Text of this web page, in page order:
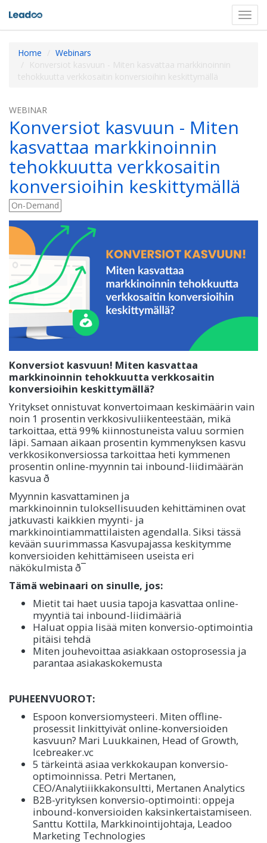
Home
Webinars
Konversiot kasvuun - Miten kasvattaa markkinoinnin
tehokkuutta verkkosaitin konversioihin keskittymällä
WEBINAR
Konversiot kasvuun - Miten
kasvattaa markkinoinnin
tehokkuutta verkkosaitin
konversioihin keskittymällä
On-Demand
Konversiot kasvuun! Miten kasvattaa
markkinoinnin tehokkuutta verkkosaitin
konversioihin keskittymällä?
Yritykset onnistuvat konvertoimaan keskimäärin vain
noin 1 prosentin verkkosivuliikenteestään, mikä
tarkoittaa, että 99% kiinnostuneista valuu sormien
läpi. Samaan aikaan prosentin kymmenyksen kasvu
verkkosikonversiossa tarkoittaa heti kymmenen
prosentin online-myynnin tai inbound-liidimäärän
kasvua ð
Myynnin kasvattaminen ja
markkinoinnin tuloksellisuuden kehittäminen ovat
jatkuvasti kaikkien myynti- ja
markkinointiammattilaisten agendalla. Siksi tässä
kevään suurimmassa Kasvupajassa keskitymme
konversioiden kehittämiseen useista eri
näkökulmista ð¯
Tämä webinaari on sinulle, jos:
Mietit tai haet uusia tapoja kasvattaa online-
myyntiä tai inbound-liidimääriä
Haluat oppia lisää miten konversio-optimointia
pitäisi tehdä
Miten jouhevoittaa asiakkaan ostoprosessia ja
parantaa asiakaskokemusta
PUHEENVUOROT:
Espoon konversiomysteeri. Miten offline-
prosessit linkittyivät online-konversioiden
kasvuun? Mari Luukkainen, Head of Growth,
Icebreaker.vc
5 tärkeintä asiaa verkkokaupan konversio-
optimoinnissa. Petri Mertanen,
CEO/Analytiiikkakonsultti, Mertanen Analytics
B2B-yrityksen konversio-optimointi: oppeja
inbound-konversioiden kaksinkertaistamiseen.
Santtu Kottila, Markkinointijohtaja, Leadoo
Marketing Technologies